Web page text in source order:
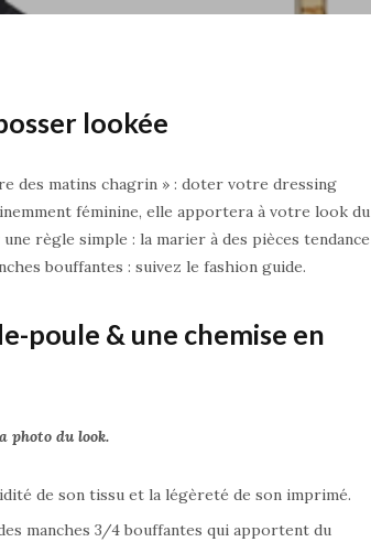
lookée
des matins chagrin » : doter votre dressing
féminine, elle apportera à votre look du
règle simple : la marier à des pièces tendance
bouffantes : suivez le fashion guide.
poule & une chemise en
photo du look.
de son tissu et la légèreté de son imprimé.
manches 3/4 bouffantes qui apportent du